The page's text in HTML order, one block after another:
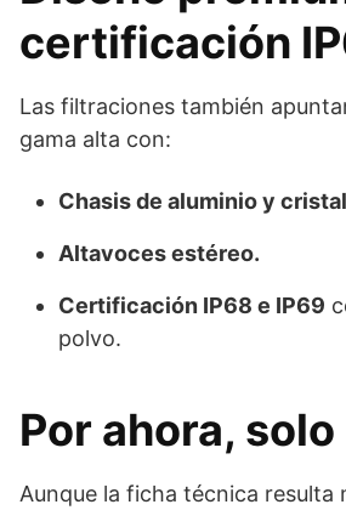
certificación
Las filtraciones también
gama alta con:
Chasis de aluminio y
Altavoces estéreo.
Certificación IP68 e IP69
polvo.
Por ahora,
Aunque la ficha técnica resulta